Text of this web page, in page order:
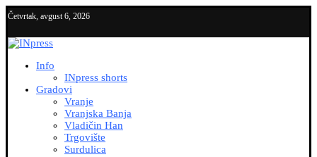
Četvrtak, avgust 6, 2026
Info
INpress shorts
Gradovi
Vranje
Vranjska Banja
Vladičin Han
Trgovište
Surdulica